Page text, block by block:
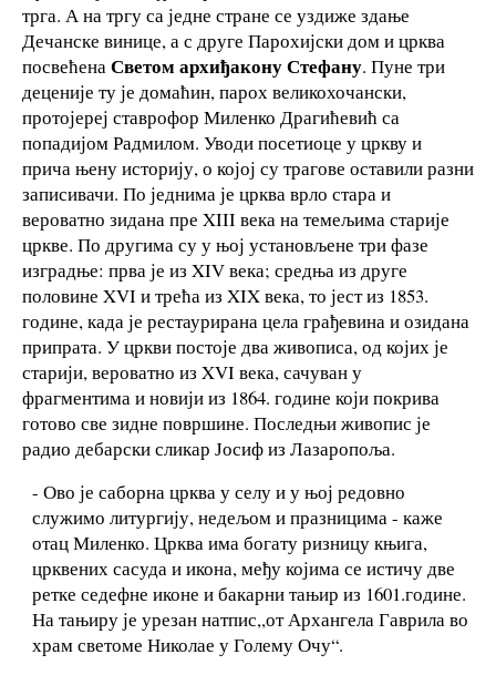
трга. А на тргу са једне стране се уздиже здање
Дечанске винице, а с друге Парохијски дом и црква
посвећенаСветом архиђакону Стефану. Пуне три
деценије ту је домаћин, парох великохочански,
протојереј ставрофор Миленко Драгићевић са
попадијом Радмилом. Уводи посетиоце у цркву и
прича њену историју, о којој су трагове оставили разни
записивачи. По једнима је црква врло стара и
вероватно зидана пре XIII века на темељима старије
цркве. По другима су у њој установљене три фазе
изградње: прва је из XIV века; средња из друге
половине XVI и трећа из XIX века, то јест из 1853.
године, када је рестаурирана цела грађевина и озидана
припрата. У цркви постоје два живописа, од којих је
старији, вероватно из XVI века, сачуван у
фрагментима и новији из 1864. године који покрива
готово све зидне површине. Последњи живопис је
радио дебарски сликар Јосиф из Лазаропоља.
- Ово је саборна црква у селу и у њој редовно
служимо литургију, недељом и празницима - каже
отац Миленко. Црква има богату ризницу књига,
црквених сасуда и икона, међу којима се истичу две
ретке седефне иконе и бакарни тањир из 1601.године.
На тањиру је урезан натпис,,от Архангела Гаврила во
храм светоме Николае у Голему Очу“.